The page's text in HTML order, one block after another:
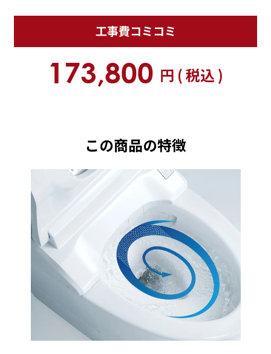
工事費コミコミ
173,800 円 ( 税込 )
この商品の特徴